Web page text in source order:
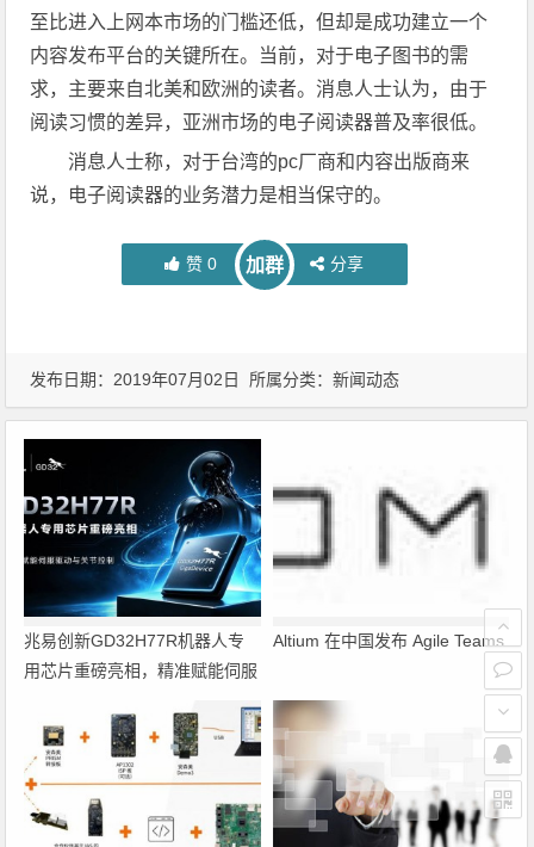
至比进入上网本市场的门槛还低，但却是成功建立一个
内容发布平台的关键所在。当前，对于电子图书的需
求，主要来自北美和欧洲的读者。消息人士认为，由于
阅读习惯的差异，亚洲市场的电子阅读器普及率很低。
消息人士称，对于台湾的pc厂商和内容出版商来
说，电子阅读器的业务潜力是相当保守的。
赞 0 加群 分享
发布日期：2019年07月02日 所属分类：新闻动态
兆易创新GD32H77R机器人专
用芯片重磅亮相，精准赋能伺服
Altium 在中国发布 Agile Teams